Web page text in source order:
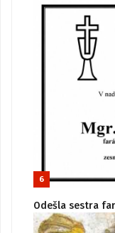
6
Odešla sestra